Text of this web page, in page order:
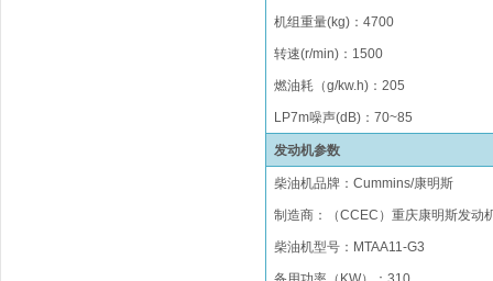
机组重量(kg) ：4700
转速(r/min) ： 1500
燃油耗（g/kw.h) ：205
LP7m噪声(dB)：70~85
发动机参数
柴油机品牌 ：Cummins/康明斯
制造商：（CCEC）重庆康明斯发动
柴油机型号 ： MTAA11-G3